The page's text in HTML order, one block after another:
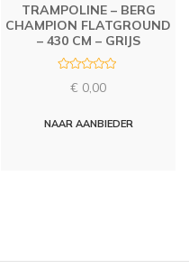
TRAMPOLINE – BERG
CHAMPION FLATGROUND
– 430 CM – GRIJS
d
€ 0,00
NAAR AANBIEDER